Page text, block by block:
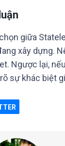
giữa
xây dựng.
Ngược lại,
sự khác biệt